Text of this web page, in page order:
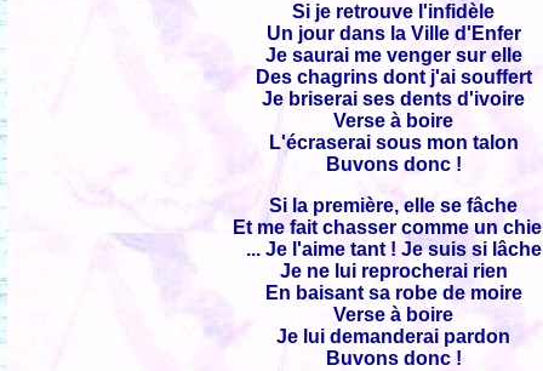
Si je retrouve l'infidèle
Un jour dans la Ville d'Enfer
Je saurai me venger sur elle
Des chagrins dont j'ai souffert
Je briserai ses dents d'ivoire
Verse à boire
L'écraserai sous mon talon
Buvons donc !
Si la première, elle se fâche
Et me fait chasser comme un
... Je l'aime tant ! Je suis si lâche
Je ne lui reprocherai rien
En baisant sa robe de moire
Verse à boire
Je lui demanderai pardon
Buvons donc !